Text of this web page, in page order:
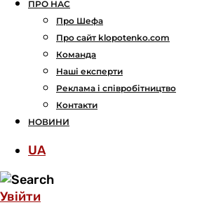
ПРО НАС
Про Шефа
Про сайт klopotenko.com
Команда
Наші експерти
Реклама і співробітництво
Контакти
НОВИНИ
UA
Увійти